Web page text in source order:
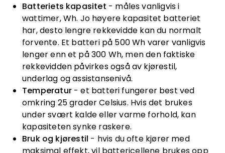
Batteriets kapasitet - måles vanligvis i
wattimer, Wh. Jo høyere kapasitet batteriet
har, desto lengre rekkevidde kan du normalt
forvente. Et batteri på 500 Wh varer vanligvis
lenger enn et på 300 Wh, men den faktiske
rekkevidden påvirkes også av kjørestil,
underlag og assistansenivå.
Temperatur - et batteri fungerer best ved
omkring 25 grader Celsius. Hvis det brukes
under svært kalde eller varme forhold, kan
kapasiteten synke raskere.
Bruk og kjørestil - hvis du ofte kjører med